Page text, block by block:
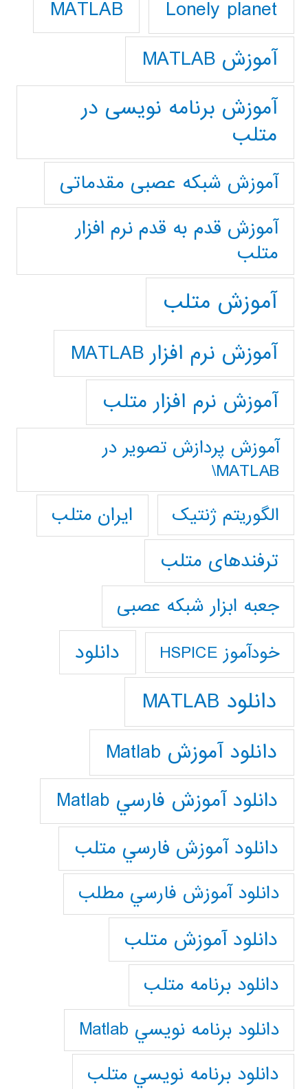
Lonely planet
MATLAB
آموزش MATLAB
آموزش برنامه نویسی در
متلب
آموزش شبکه عصبی مقدماتی
آموزش قدم به قدم نرم افزار
متلب
آموزش متلب
آموزش نرم افزار MATLAB
آموزش نرم افزار متلب
آموزش پردازش تصوير در
MATLAB\
الگوریتم ژنتیک
ایران متلب
ترفندهای متلب
جعبه ابزار شبکه عصبی
خودآموز HSPICE دانلود
دانلود MATLAB
دانلود آموزش Matlab
دانلود آموزش فارسي Matlab
دانلود آموزش فارسي متلب
دانلود آموزش فارسي مطلب
دانلود آموزش متلب
دانلود برنامه متلب
دانلود برنامه نويسي Matlab
دانلود برنامه نويسي متلب